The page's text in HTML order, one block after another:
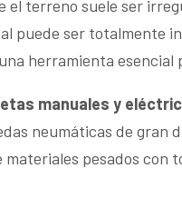
el terreno suele ser
puede ser totalmente
herramienta esencial
manuales y
neumáticas de gran
pesados con